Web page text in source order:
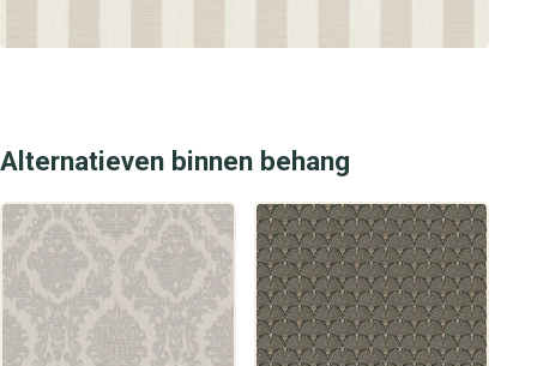
Alternatieven binnen behang